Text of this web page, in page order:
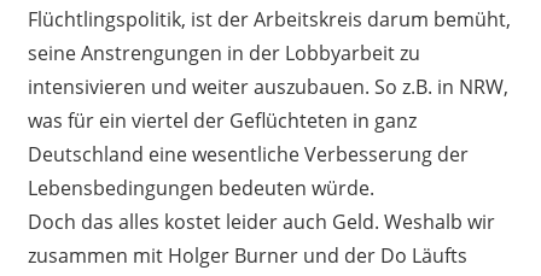
Flüchtlingspolitik, ist der Arbeitskreis darum bemüht,
seine Anstrengungen in der Lobbyarbeit zu
intensivieren und weiter auszubauen. So z.B. in NRW,
was für ein viertel der Geflüchteten in ganz
Deutschland eine wesentliche Verbesserung der
Lebensbedingungen bedeuten würde.
Doch das alles kostet leider auch Geld. Weshalb wir
zusammen mit Holger Burner und der Do Läufts